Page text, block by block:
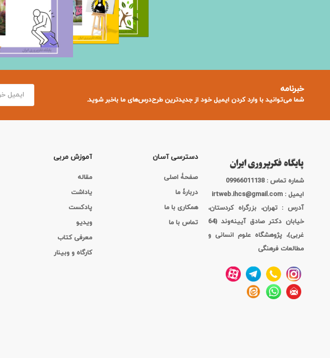
خبرنامه
شما می‌توانید با وارد کردن ایمیل خود از جدید‌ترین طرح‌درس‌های ما باخبر شوید.
شماره تماس : 09966011138
ایمیل : irtweb.ihcs@gmail.com
آدرس : تهران، بزرگراه کردستان،
خیابان دکتر صادق آیینه‌وند (64
غربی)، پژوهشگاه علوم انسانی و
مطالعات فرهنگی
دسترسی آسان
صفحۀ اصلی
دربارۀ ما
همکاری با ما
تماس با ما
آموزش مربی
مقاله
یاداشت
پادکست
ویدیو
معرفی کتاب
کارگاه‌ و وبینار